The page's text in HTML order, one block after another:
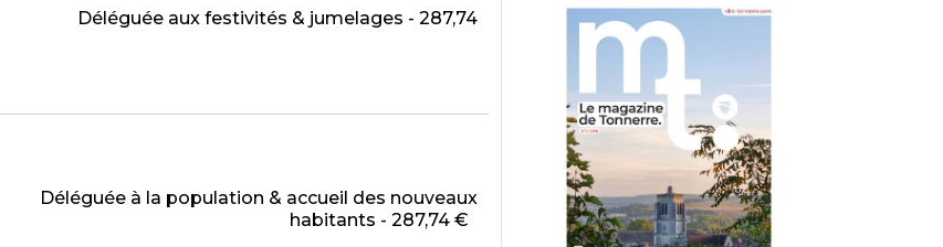
Déléguée aux festivités & jumelages - 287,74
Déléguée à la population & accueil des nouveaux
habitants - 287,74 €